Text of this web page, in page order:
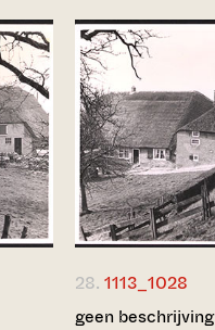
28. 1113_1028
geen beschrijving